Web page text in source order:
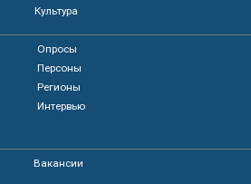
Культура
Опросы
Персоны
Регионы
Интервью
Вакансии